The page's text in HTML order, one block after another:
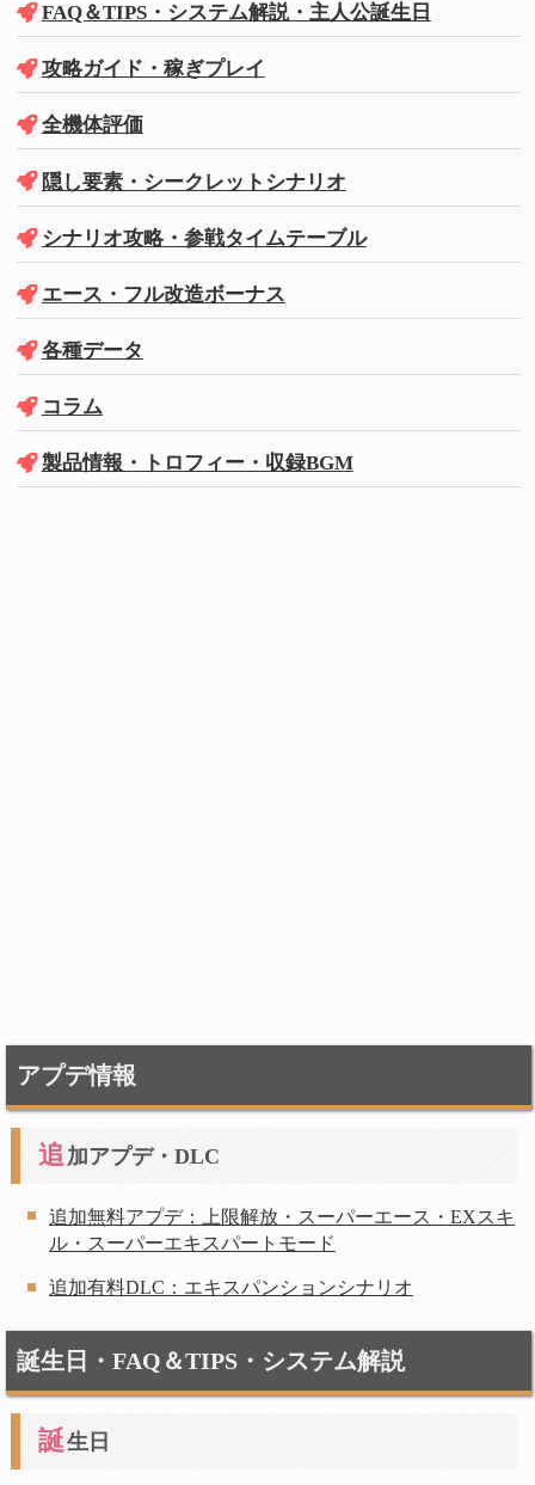
FAQ＆TIPS・システム解説・主人公誕生日
攻略ガイド・稼ぎプレイ
全機体評価
隠し要素・シークレットシナリオ
シナリオ攻略・参戦タイムテーブル
エース・フル改造ボーナス
各種データ
コラム
製品情報・トロフィー・収録BGM
アプデ情報
追加アプデ・DLC
追加無料アプデ：上限解放・スーパーエース・EXスキ
ル・スーパーエキスパートモード
追加有料DLC：エキスパンションシナリオ
誕生日・FAQ＆TIPS・システム解説
誕生日